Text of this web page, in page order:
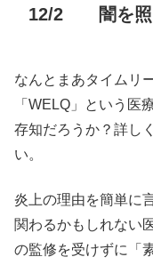
12/2 闇を照
なんとまあタイムリ
「WELQ」という医
存知だろうか？詳し
い。
炎上の理由を簡単に
関わるかもしれない
の監修を受けずに「